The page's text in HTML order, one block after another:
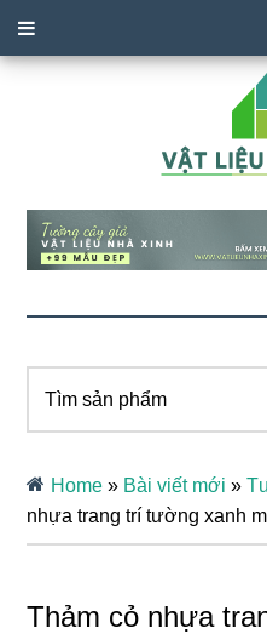
sản
Home » Bài viết mới »
nhựa trang trí tường xanh
Thảm cỏ nhựa